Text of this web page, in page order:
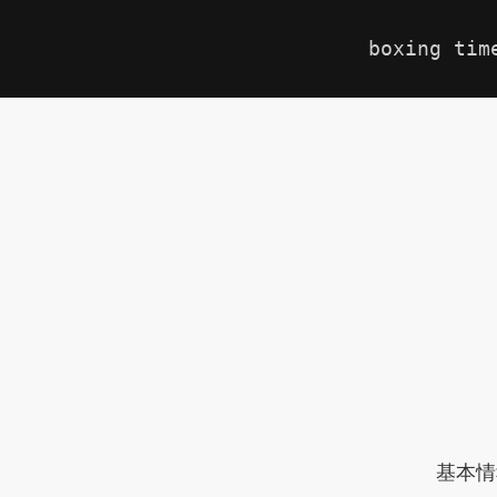
boxing
基本